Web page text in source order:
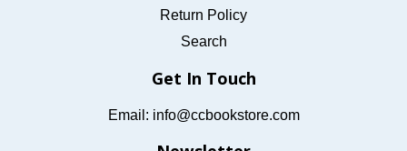
Return Policy
Search
Get In Touch
Email: info@ccbookstore.com